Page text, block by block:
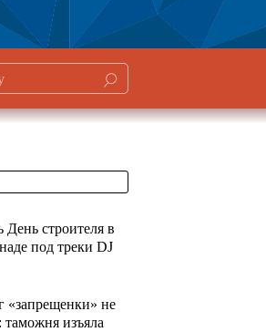
День строителя в
под треки DJ
«запрещенки» не
изъяла